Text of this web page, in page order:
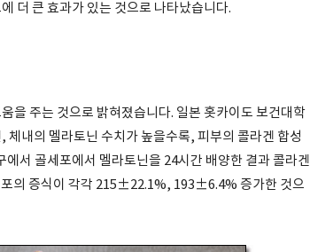
더 큰 효과가 있는 것으로 나타났습니다.
을 주는 것으로 밝혀졌습니다. 일본 홋카이도 보건대학
내의 멜라토닌 수치가 높을수록, 피부의 콜라겐 합성
서 골세포에서 멜라토닌을 24시간 배양한 결과 콜라겐
의 증식이 각각 215±22.1%, 193±6.4% 증가한 것으